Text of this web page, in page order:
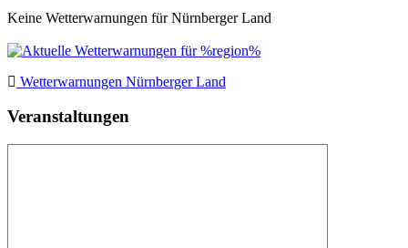
Keine Wetterwarnungen für Nürnberger Land
Wetterwarnungen Nürnberger Land
Veranstaltungen